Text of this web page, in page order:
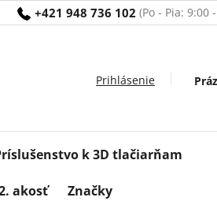
+421 948 736 102
k 3D tlačiarňam
akosť Značky